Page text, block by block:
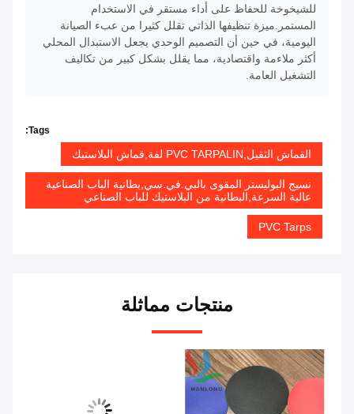
للشيخوخة للحفاظ على أداء مستقر في الاستخدام
المستمر.ميزة تنظيفها الذاتي تقلل كثيرا من عبء الصيانة
اليومية، في حين أن التصميم الوحدي يجعل الاستبدال المحلي
أكثر ملاءمة واقتصادية، مما يقلل بشكل كبير من تكاليف
التشغيل العامة.
Tags:
القماش الثقيل,PVC TARPALIN لفة,قماش البلاستيك
نسيج البوليستر المقوى بالبي.في.سي,بطانية الباب الصناعية
عالية السرعة,البطانية من البلاستيك للباب الصناعي
PVC Tarps
منتجات مماثلة